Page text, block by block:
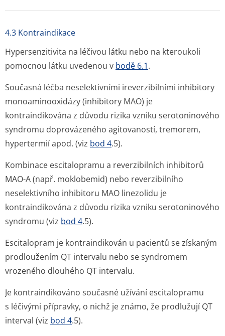
4.3 Kontraindikace
Hypersenzitivita na léčivou látku nebo na kteroukoli
pomocnou látku uvedenou v bodě 6.1.
Současná léčba neselektivními ireverzibilními inhibitory
monoaminooxidázy (inhibitory MAO) je
kontraindikována z důvodu rizika vzniku serotoninového
syndromu doprovázeného agitovaností, tremorem,
hypertermií apod. (viz bod 4.5).
Kombinace escitalopramu a reverzibilních inhibitorů
MAO-A (např. moklobemid) nebo reverzibilního
neselektivního inhibitoru MAO linezolidu je
kontraindikována z důvodu rizika vzniku serotoninového
syndromu (viz bod 4.5).
Escitalopram je kontraindikován u pacientů se získaným
prodloužením QT intervalu nebo se syndromem
vrozeného dlouhého QT intervalu.
Je kontraindikováno současné užívání escitalopramu
s léčivými přípravky, o nichž je známo, že prodlužují QT
interval (viz bod 4.5).